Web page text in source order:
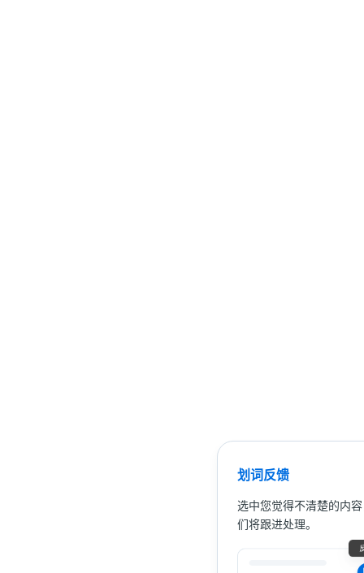
划词反馈
选中您觉得不清楚的内
们将跟进处理。